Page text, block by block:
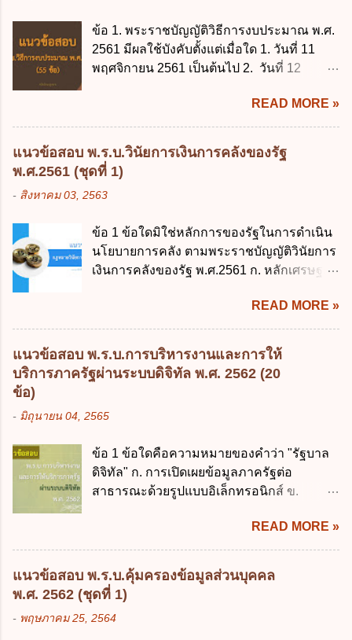
ข้อ 1. พระราชบัญญัติวิธีการงบประมาณ พ.ศ.
2561 มีผลใช้บังคับตั้งแต่เมื่อใด 1. วันที่ 11
พฤศจิกายน 2561 เป็นต้นไป 2. วันที่ 12
พฤศจิกายน 2561 เป็นต้นไป 4. วันที่ 14
พฤศจิกายน 2561 เป็นต้นไป ข้อ 2. พระราช
บัญญัติวิธีการงบประมาณ พ.ศ. 2561 ไม่ได้
ยกเลิกกฎหมายฉบับใด 1. พระราชบัญญัติวิธี
การงบประมาณ พ.ศ. 2502 2. พระราชบัญญัติ
วิธีการงบประมาณ (ฉบับที่ 3) พ.ศ. 2511 3.
พ.ศ. 2544 4. ประกาศของคณะปฏิวัติ ฉบับที่
203 ลงวันที่ 31 สิงหาคม 2515 ข้อ 3. ข้อใดไม่
ถูกต้อง 1. นายกรัฐมนตรีมีอำนาจออกกฎเพื่อ
ประมาณ พ.ศ. 2561 2. นายกรัฐมนตรีเป็นผู้
รักษาการตามพระราช บัญญัติวิธีการงบ
ประมาณ พ.ศ. 2561 3. รัฐมนตรีว่าการ
กระทรวงการคลัง เป็นผู้รักษาการตามพระ
โปร่งใสและตรวจสอบได้ ข้อ 4. พระราช
บัญญัติวิธีการงบประมาณ พ.ศ. 2561 บัญญัติ
ให้การบริหา...
READ MORE »
แนวข้อสอบ พ.ร.บ.วินัยการเงินการคลังของรัฐ
พ.ศ.2561 (ชุดที่ 1)
- สิงหาคม 03, 2563
ข้อ 1 ข้อใดมิใช่หลักการของรัฐในการดำเนิน
นโยบายการคลัง ตามพระราชบัญญัติวินัยการ
เงินการคลังของรัฐ พ.ศ.2561 ก. หลักเศรษฐกิจ
เศรษฐกิจ ค. หลักการพัฒนาทางเศรษฐกิจ
อย่างยั่งยืน ง. หลักความเป็นธรรมในสังคม ข้อ
2 สัดส่วนหนี้สาธารณะต่อผลิตภัณฑ์มวลรวม
ในประเทศเพื่อใช้เป็นกรอบในการบริหารหนี้
สาธารณะเป็นไปตามข้อใด ก. ไม่เกินร้อยละ 5
เกินร้อยละ 60 ข้อ 3 กฎหมายว่าด้วยวินัยการ
กฎหมายที่ให้จัดเก็บภาษีอากรหรือค่า
ธรรมเนียมเพิ่มขึ้นจากที่กำหนดไว้ในกฎหมาย
เพื่อการนำไปใช้จ่ายตามวัตถุประสงค์หรือเพื่อ
ข้อใด ก. เป็นไปตามความต้องการของชุมชน
ข. เพื่อป็นรายได้ขององค์กรปกครองส่วนท้อง
ถิ่น ค. มีเหตุจำเป็นหรือเหตุฉุกเฉินที่มิอาจหลีก
เลี่ยงได้ ง. สอดคล้องกับยุทธศาสตร์ชาติ ข้อ 4
READ MORE »
แนวข้อสอบ พ.ร.บ.การบริหารงานและการให้
บริการภาครัฐผ่านระบบดิจิทัล พ.ศ. 2562 (20
ข้อ)
- มิถุนายน 04, 2565
ข้อ 1 ข้อใดคือความหมายของคำว่า "รัฐบาล
ดิจิทัล" ก. การเปิดเผยข้อมูลภาครัฐต่อ
สาธารณะด้วยรูปแบบอิเล็กทรอนิกส์ ข.
การบริหารงาน การให้บริการ การบูรณาการ
ข้อมูลภาครัฐ ค. วิธีการนำสัญลักษณ์ศูนย์และ
หนึ่ง เพื่อใช้สร้างระบบต่าง ๆ ง. สำนักงาน
พัฒนารัฐบาลดิจิทัล (องค์การมหาชน) ข้อ 2
การบริหารงานภาครัฐและการจัดทำบริการ
สาธารณะผ่านระบบดิจิทัล ต้องมีวัตถุประสงค์
READ MORE »
แนวข้อสอบ พ.ร.บ.คุ้มครองข้อมูลส่วนบุคคล
พ.ศ. 2562 (ชุดที่ 1)
- พฤษภาคม 25, 2564